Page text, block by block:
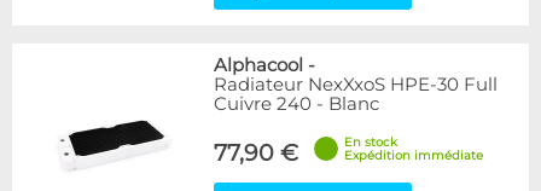
Alphacool -
Radiateur NexXxoS HPE-30 Full
Cuivre 240 - Blanc
77,90 €
En stock
Expédition immédiate